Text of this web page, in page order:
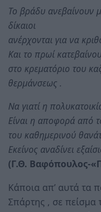
Το βράδυ ανεβαίνουν
δίκαιοι
ανέρχονται για να
Και το πρωί
στο κρεματόριο του
θερμάνσεως .
Να γιατί η
Είναι η αποφορά από
του καθημερινού
Εκείνος αναδίνει
(Γ.Θ. Βαφόπουλος-
Κάποια απ’ αυτά τα
Σπάρτης , σε